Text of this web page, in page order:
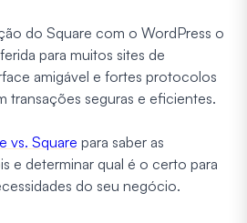
do Square com o WordPress o
para muitos sites de
amigável e fortes protocolos
transações seguras e eficientes.
vs. Square para saber as
e determinar qual é o certo para
do seu negócio.